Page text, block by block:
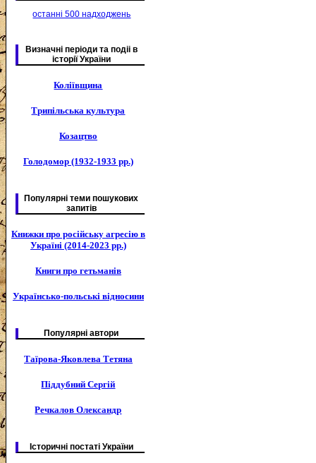
останні 500 надходжень
Визначні періоди та подіі в
історії України
Коліївщина
Трипільська культура
Козацтво
Голодомор (1932-1933 рр.)
Популярні теми пошукових
запитів
Книжки про російську агресію в
Україні (2014-2023 рр.)
Книги про гетьманів
Українсько-польські відносини
Популярні автори
Таїрова-Яковлева Тетяна
Піддубний Сергій
Речкалов Олександр
Історичні постаті України